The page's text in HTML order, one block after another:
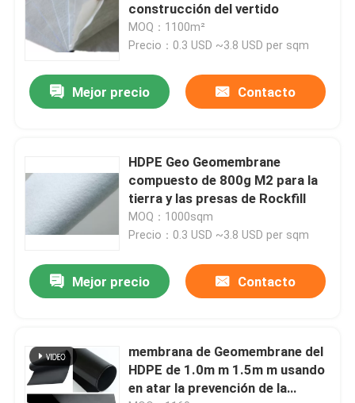
construcción del vertido
MOQ：1100m²
Precio：0.3 USD ~3.8 USD per sqm
Mejor precio Contacto
HDPE Geo Geomembrane
compuesto de 800g M2 para la
tierra y las presas de Rockfill
MOQ：1000sqm
Precio：0.3 USD ~3.8 USD per sqm
Mejor precio Contacto
membrana de Geomembrane del
HDPE de 1.0m m 1.5m m usando
en atar la prevención de la